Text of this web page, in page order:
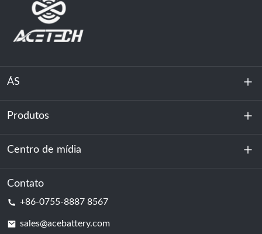
ÁS
Sobre nós
Sustentabilidade
Produtos
Armazenamento de energia
Centro de dados e sala de servidores
Centro de mídia
Notícias
Contato
+86-0755-8887 8567
sales@acebattery.com